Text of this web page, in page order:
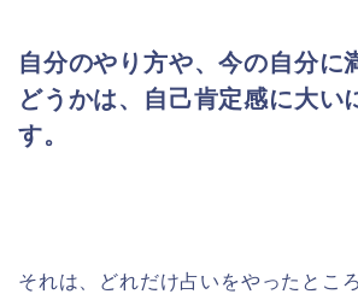
自分のやり方や、今の自分に
どうかは、自己肯定感に大い
す。
それは、どれだけ占いをやったとこ